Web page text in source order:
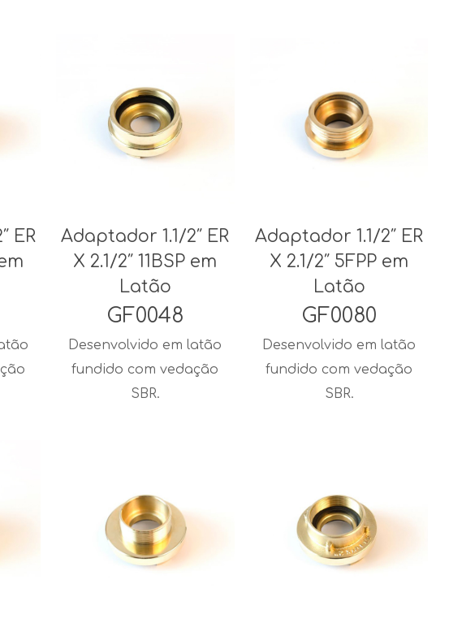
ER
Adaptador 1.1/2″ ER
X 2.1/2″ 11BSP em
Latão
GF0048
Desenvolvido em latão
fundido com vedação
SBR.
Adaptador 1.1/2″ ER
X 2.1/2″ 5FPP em
Latão
GF0080
Desenvolvido em latão
fundido com vedação
SBR.